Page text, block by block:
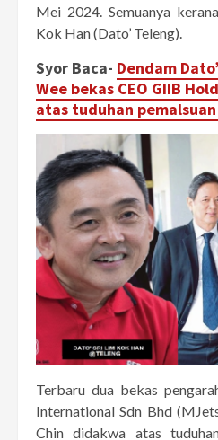
Mei 2024. Semuanya
Kok Han (Dato’ Teleng).
Syor Baca- Dendam
Wee bekas CEO GIIB
atas tuduhan
Terbaru dua bekas
International Sdn Bhd
Chin didakwa atas